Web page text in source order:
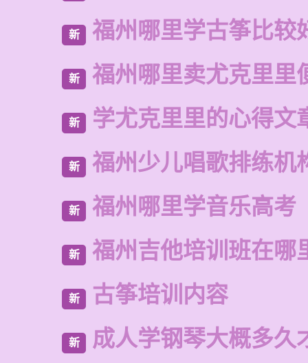
新 福州哪里学古筝比较
新 福州哪里卖尤克里里
新 学尤克里里的心得文
新 福州少儿唱歌排练机
新 福州哪里学音乐高考
新 福州吉他培训班在哪
新 古筝培训内容
新 成人学钢琴大概多久